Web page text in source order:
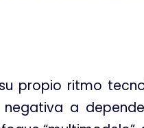
propio ritmo
a